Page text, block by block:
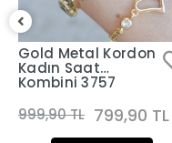
Gold Metal Kordon
Kadın Saat
Kombini 3757
999,90 TL 799,90 TL